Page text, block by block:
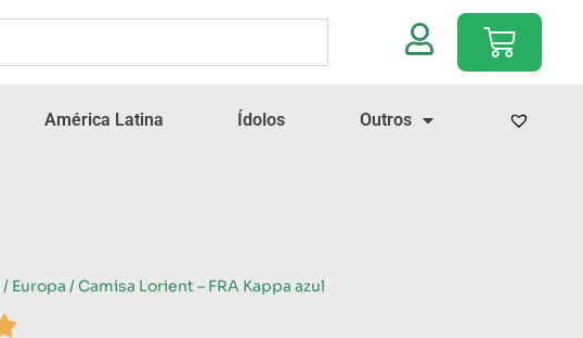
América Latina Ídolos Outros
/ Europa / Camisa Lorient – FRA Kappa azul